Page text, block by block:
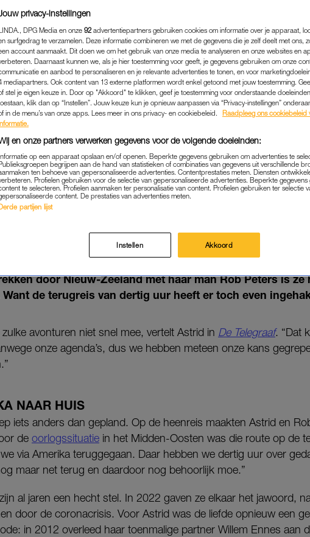
JOOSTEN PAKTE MET
VOOR HET AVONTUUR VAN
ENTERTAINMENT|LEKKER BEZIG!
30-03-2026 | CARMEN FELIX
(68) is weer terug op Nederlandse bodem na haar
door Nieuw-Zeeland met haar man Rob Peters is ze
Want de terugreis van dertig uur heeft er toch even
avonturen niet snel mee, vertelt Astrid in De Telegraaf. “Dat
onze agenda’s, dus we hebben meteen onze kans
NAAR HUIS
iets anders dan gepland. Op de heenreis maakten Astrid en
de oorlogssituatie in het Midden-Oosten was die route op de
via Amerika teruggegaan. Daar hebben we dertig uur over
maar net terug en daardoor nog behoorlijk moe.”
al jaren een hecht stel. In 2022 gaven ze elkaar het jawoord,
door de coronacrisis. Voor Astrid was de liefde opnieuw een
in 2012 overleed haar toenmalige partner Willem Ennes aan
privacy-instellingen
DPG Media en onze 92 advertentiepartners gebruiken cookies om informatie over je apparaat,
surfgedrag te verzamelen. Deze informatie combineren we met de gegevens die je zelf deelt met ons,
account aanmaakt. Dit doen we om het gebruik van onze media te analyseren en onze websites en
Daarnaast kunnen we, als je hier toestemming voor geeft, je gegevens gebruiken om onze
en aanbod te personaliseren en je relevante advertenties te tonen, en voor
mediapartners. Ook content van 13 externe platformen wordt enkel getoond met jouw toestemming.
stel je eigen keuze in. Door op "Akkoord" te klikken, geef je toestemming voor onderstaande
klik dan op “Instellen”. Jouw keuze kun je opnieuw aanpassen via “Privacy-instellingen”
in de menu’s van onze apps. Lees meer in ons privacy- en cookiebeleid.
Raadpleeg ons cookiebeleid
en onze partners verwerken gegevens voor de volgende doeleinden:
op een apparaat opslaan en/of openen. Beperkte gegevens gebruiken om advertenties te
begrijpen aan de hand van statistieken of combinaties van gegevens uit verschillende
ten behoeve van gepersonaliseerde advertenties. Contentprestaties meten. Diensten
Profielen gebruiken voor de selectie van gepersonaliseerde advertenties. Beperkte
te selecteren. Profielen aanmaken ter personalisatie van content. Profielen gebruiken ter selectie
content. De prestaties van advertenties meten.
partijen lijst
Instellen Akkoord